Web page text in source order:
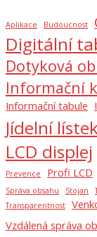
Aplikace Budoucnost
Digitální
Dotyková
Informační
Informační tabule
Jídelní
LCD displej
Prevence
Profi LCD
Správa obsahu
Stojan
Transparentnost
Vzdálená správa